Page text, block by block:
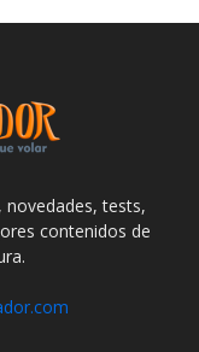
novedades, tests,
contenidos de